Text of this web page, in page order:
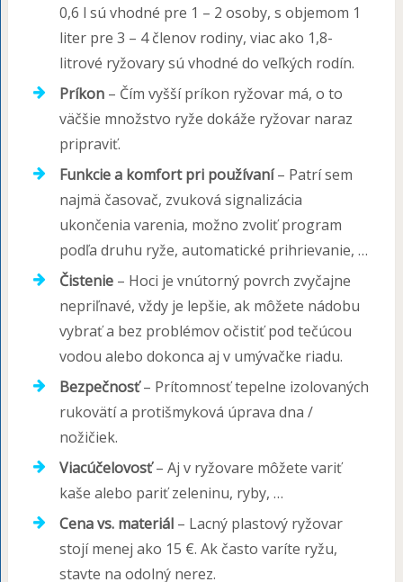
0,6 l sú vhodné pre 1 – 2 osoby, s objemom 1
liter pre 3 – 4 členov rodiny, viac ako 1,8-
litrové ryžovary sú vhodné do veľkých rodín.
Príkon– Čím vyšší príkon ryžovar má, o to
väčšie množstvo ryže dokáže ryžovar naraz
pripraviť.
Funkcie a komfort pri používaní– Patrí sem
najmä časovač, zvuková signalizácia
ukončenia varenia, možno zvoliť program
podľa druhu ryže, automatické prihrievanie, …
Čistenie– Hoci je vnútorný povrch zvyčajne
nepriľnavé, vždy je lepšie, ak môžete nádobu
vybrať a bez problémov očistiť pod tečúcou
vodou alebo dokonca aj v umývačke riadu.
Bezpečnosť– Prítomnosť tepelne izolovaných
rukovätí a protišmyková úprava dna /
nožičiek.
Viacúčelovosť– Aj v ryžovare môžete variť
kaše alebo pariť zeleninu, ryby, …
Cena vs. materiál– Lacný plastový ryžovar
stojí menej ako 15 €. Ak často varíte ryžu,
stavte na odolný nerez.